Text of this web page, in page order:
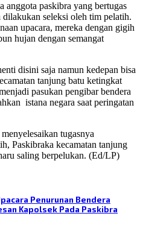
paskibra yang bertugas
seleksi oleh tim pelatih.
upacara, mereka dengan gigih
hujan dengan semangat
disini saja namun kedepan bisa
tanjung batu ketingkat
pasukan pengibar bendera
istana negara saat peringatan
tugasnya
Paskibraka kecamatan tanjung
saling berpelukan. (Ed/LP)
Penurunan Bendera
Kapolsek Pada Paskibra